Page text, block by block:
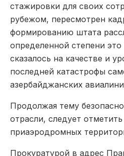
стажировки для своих
рубежом, пересмотрен
формированию штата
определенной степени
сказалось на качестве и
последней катастрофы
азербайджанских
Продолжая тему
отрасли, следует
приаэродромных
Прокуратурой в адрес